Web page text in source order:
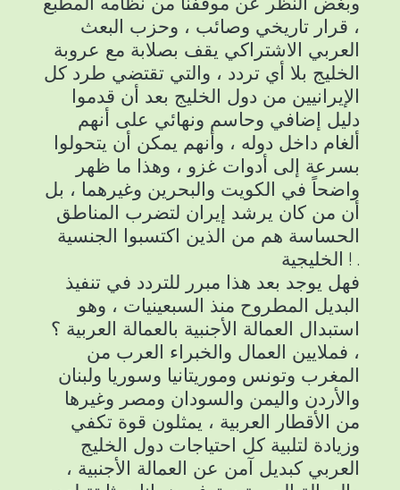
، قرار تاريخي وصائب ، وحزب البعث
العربي الاشتراكي يقف بصلابة مع عروبة
الخليج بلا أي تردد ، والتي تقتضي طرد كل
الإيرانيين من دول الخليج بعد أن قدموا
دليل إضافي وحاسم ونهائي على أنهم
ألغام داخل دوله ، وأنهم يمكن أن يتحولوا
بسرعة إلى أدوات غزو ، وهذا ما ظهر
واضحاً في الكويت والبحرين وغيرهما ، بل
أن من كان يرشد إيران لتضرب المناطق
الحساسة هم من الذين اكتسبوا الجنسية
الخليجية ! .
فهل يوجد بعد هذا مبرر للتردد في تنفيذ
البديل المطروح منذ السبعينيات ، وهو
استبدال العمالة الأجنبية بالعمالة العربية ؟
، فملايين العمال والخبراء العرب من
المغرب وتونس وموريتانيا وسوريا ولبنان
والأردن واليمن والسودان ومصر وغيرها
من الأقطار العربية ، يمثلون قوة تكفي
وزيادة لتلبية كل احتياجات دول الخليج
العربي كبديل آمن عن العمالة الأجنبية ،